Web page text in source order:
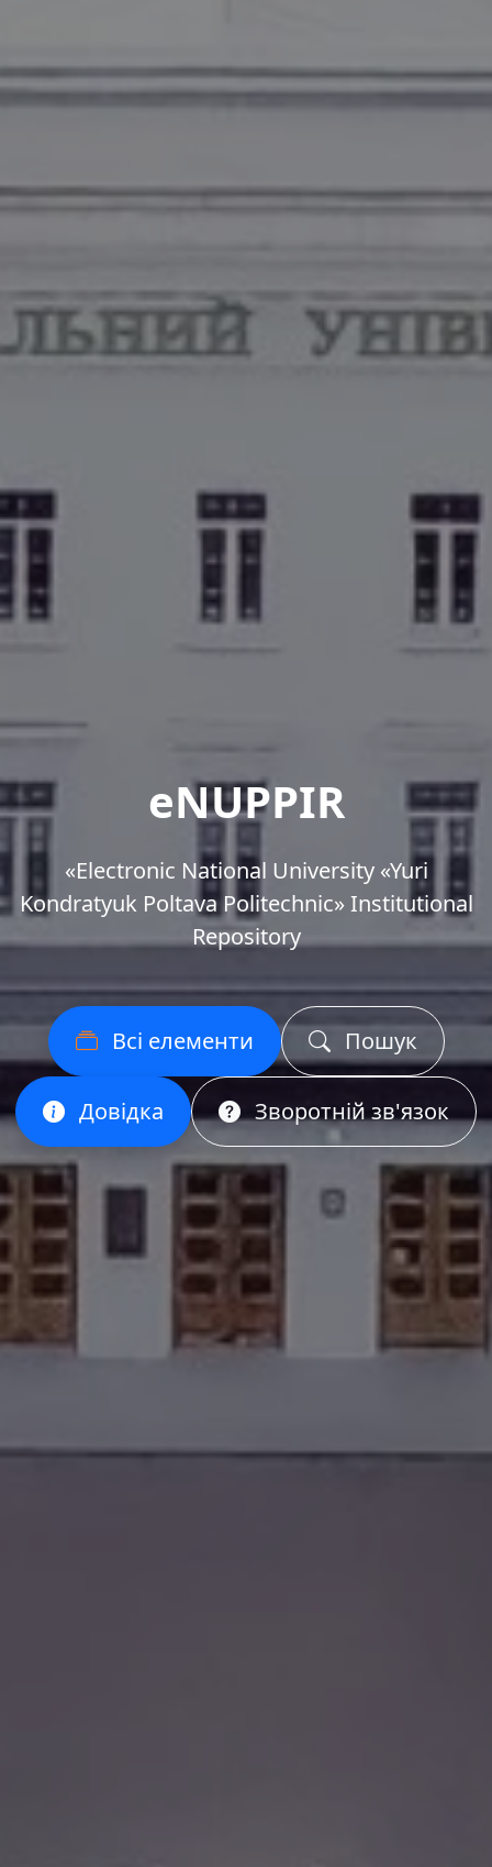
eNUPPIR
«Еlectronic National University «Yuri
Kondratyuk Poltava Politechnic» Institutional
Repository
Всі елементи Пошук
Довідка Зворотній зв'язок